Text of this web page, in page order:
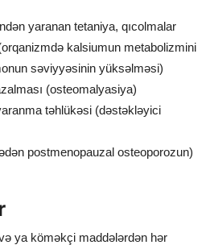
yaranan tetaniya, qıcolmalar
kalsiumun metabolizmini
səviyyəsinin yüksəlməsi)
(osteomalyasiya)
təhlükəsi (dəstəkləyici
postmenopauzal osteoporozun)
ya köməkçi maddələrdən hər